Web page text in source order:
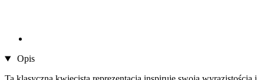
Opis